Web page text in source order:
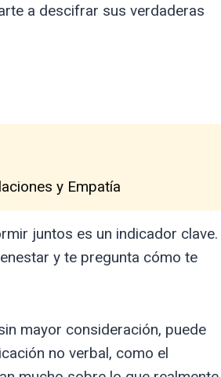
a descifrar sus verdaderas
y Empatía
juntos es un indicador clave.
y te pregunta cómo te
mayor consideración, puede
no verbal, como el